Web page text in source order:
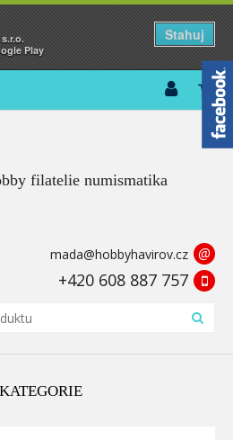
Play
Stahuj
filatelie numismatika
mada@hobbyhavirov.cz @
+420 608 887 757
KATEGORIE